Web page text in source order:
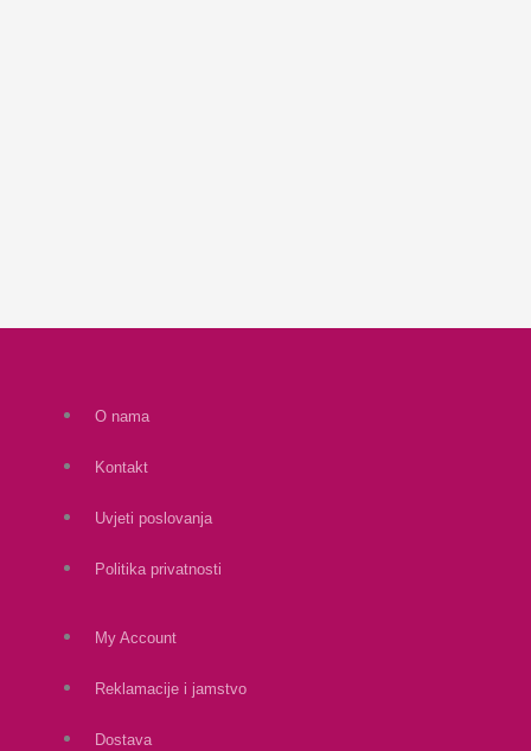
O nama
Kontakt
Uvjeti poslovanja
Politika privatnosti
My Account
Reklamacije i jamstvo
Dostava